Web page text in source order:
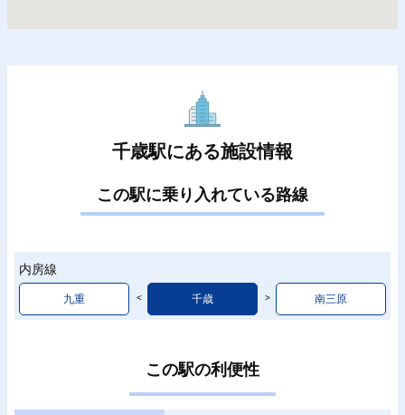
千歳駅にある施設情報
この駅に乗り入れている路線
内房線
九重 千歳 南三原
この駅の利便性